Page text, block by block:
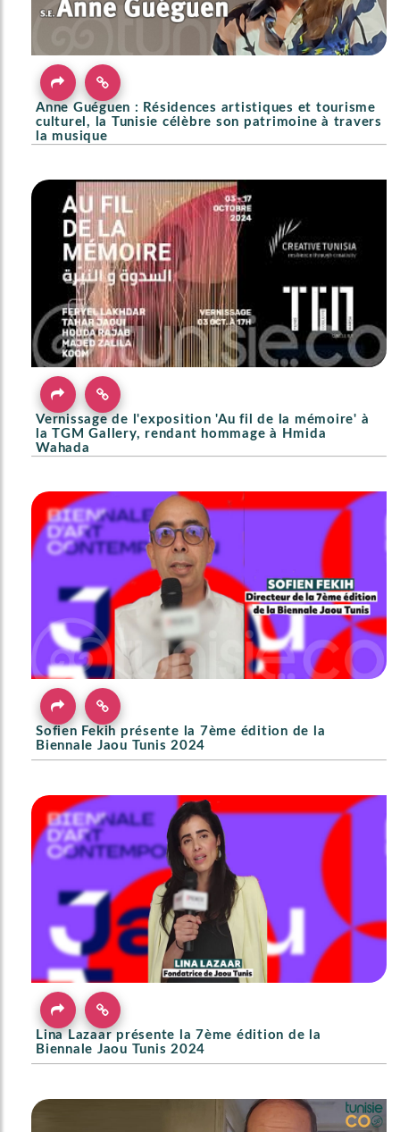
Anne Guéguen : Résidences artistiques et tourisme
culturel, la Tunisie célèbre son patrimoine à travers
la musique
Vernissage de l'exposition 'Au fil de la mémoire' à
la TGM Gallery, rendant hommage à Hmida
Wahada
Sofien Fekih présente la 7ème édition de la
Biennale Jaou Tunis 2024
Lina Lazaar présente la 7ème édition de la
Biennale Jaou Tunis 2024